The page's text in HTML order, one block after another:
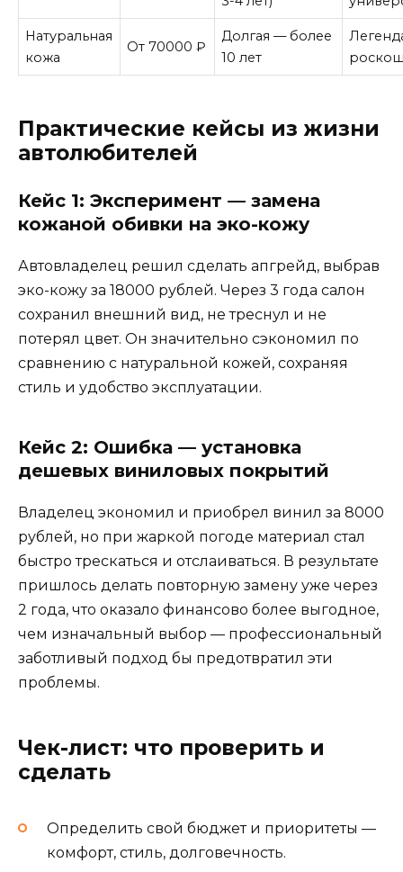
Натуральная
кожа
От 70000 ₽
Долгая — более
10 лет
Практические кейсы из жизни
автолюбителей
Кейс 1: Эксперимент — замена
кожаной обивки на эко-кожу
Автовладелец решил сделать апгрейд, выбрав
эко-кожу за 18000 рублей. Через 3 года салон
сохранил внешний вид, не треснул и не
потерял цвет. Он значительно сэкономил по
сравнению с натуральной кожей, сохраняя
стиль и удобство эксплуатации.
Кейс 2: Ошибка — установка
дешевых виниловых покрытий
Владелец экономил и приобрел винил за 8000
рублей, но при жаркой погоде материал стал
быстро трескаться и отслаиваться. В результате
пришлось делать повторную замену уже через
2 года, что оказало финансово более выгодное,
чем изначальный выбор — профессиональный
заботливый подход бы предотвратил эти
проблемы.
Чек-лист: что проверить и
сделать
Определить свой бюджет и приоритеты —
комфорт, стиль, долговечность.